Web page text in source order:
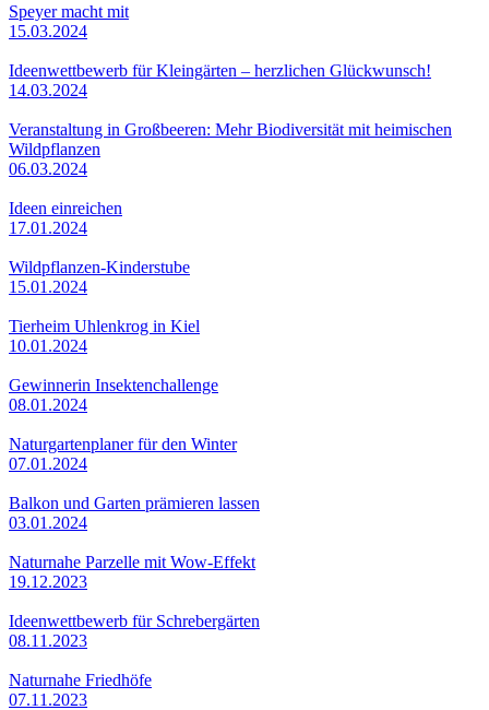
Speyer macht mit
15.03.2024
Ideenwettbewerb für Kleingärten – herzlichen Glückwunsch!
14.03.2024
Veranstaltung in Großbeeren: Mehr Biodiversität mit heimischen
Wildpflanzen
06.03.2024
Ideen einreichen
17.01.2024
Wildpflanzen-Kinderstube
15.01.2024
Tierheim Uhlenkrog in Kiel
10.01.2024
Gewinnerin Insektenchallenge
08.01.2024
Naturgartenplaner für den Winter
07.01.2024
Balkon und Garten prämieren lassen
03.01.2024
Naturnahe Parzelle mit Wow-Effekt
19.12.2023
Ideenwettbewerb für Schrebergärten
08.11.2023
Naturnahe Friedhöfe
07.11.2023